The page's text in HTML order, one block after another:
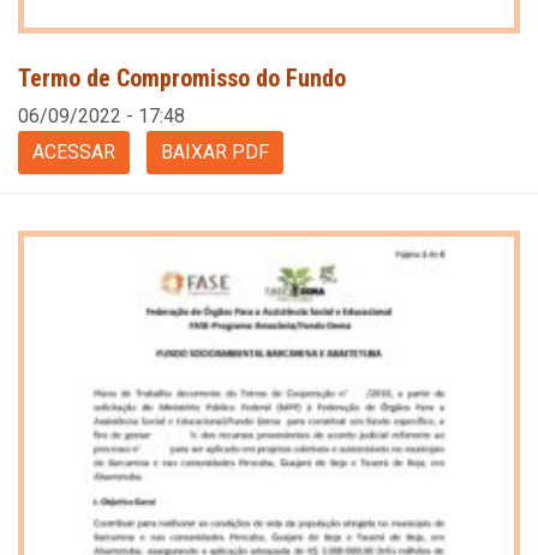
Termo de Compromisso do Fundo
06/09/2022 - 17:48
ACESSAR
BAIXAR PDF